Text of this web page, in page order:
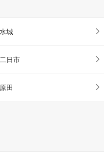
水城
二日市
原田